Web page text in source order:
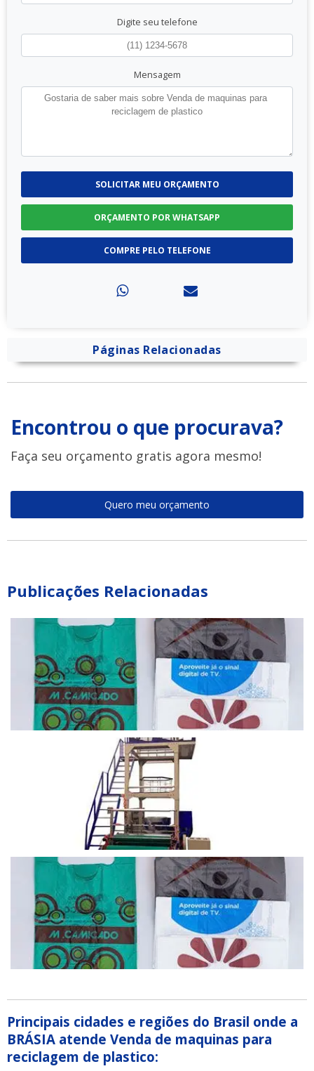
Digite seu telefone
Mensagem
SOLICITAR MEU ORÇAMENTO
ORÇAMENTO POR WHATSAPP
COMPRE PELO TELEFONE
Páginas Relacionadas
Encontrou o que procurava?
Faça seu orçamento gratis agora mesmo!
Quero meu orçamento
Publicações Relacionadas
Principais cidades e regiões do Brasil onde a
BRÁSIA atende Venda de maquinas para
reciclagem de plastico: